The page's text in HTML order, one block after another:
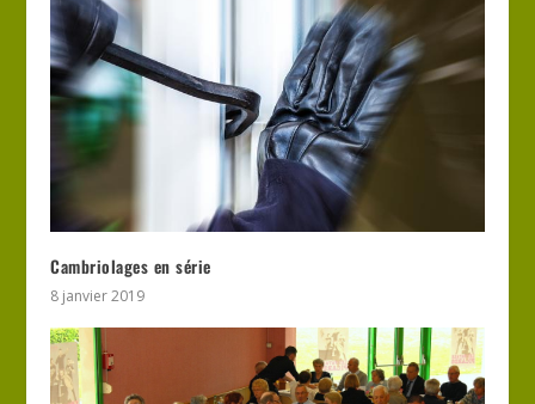
Cambriolages en série
8 janvier 2019